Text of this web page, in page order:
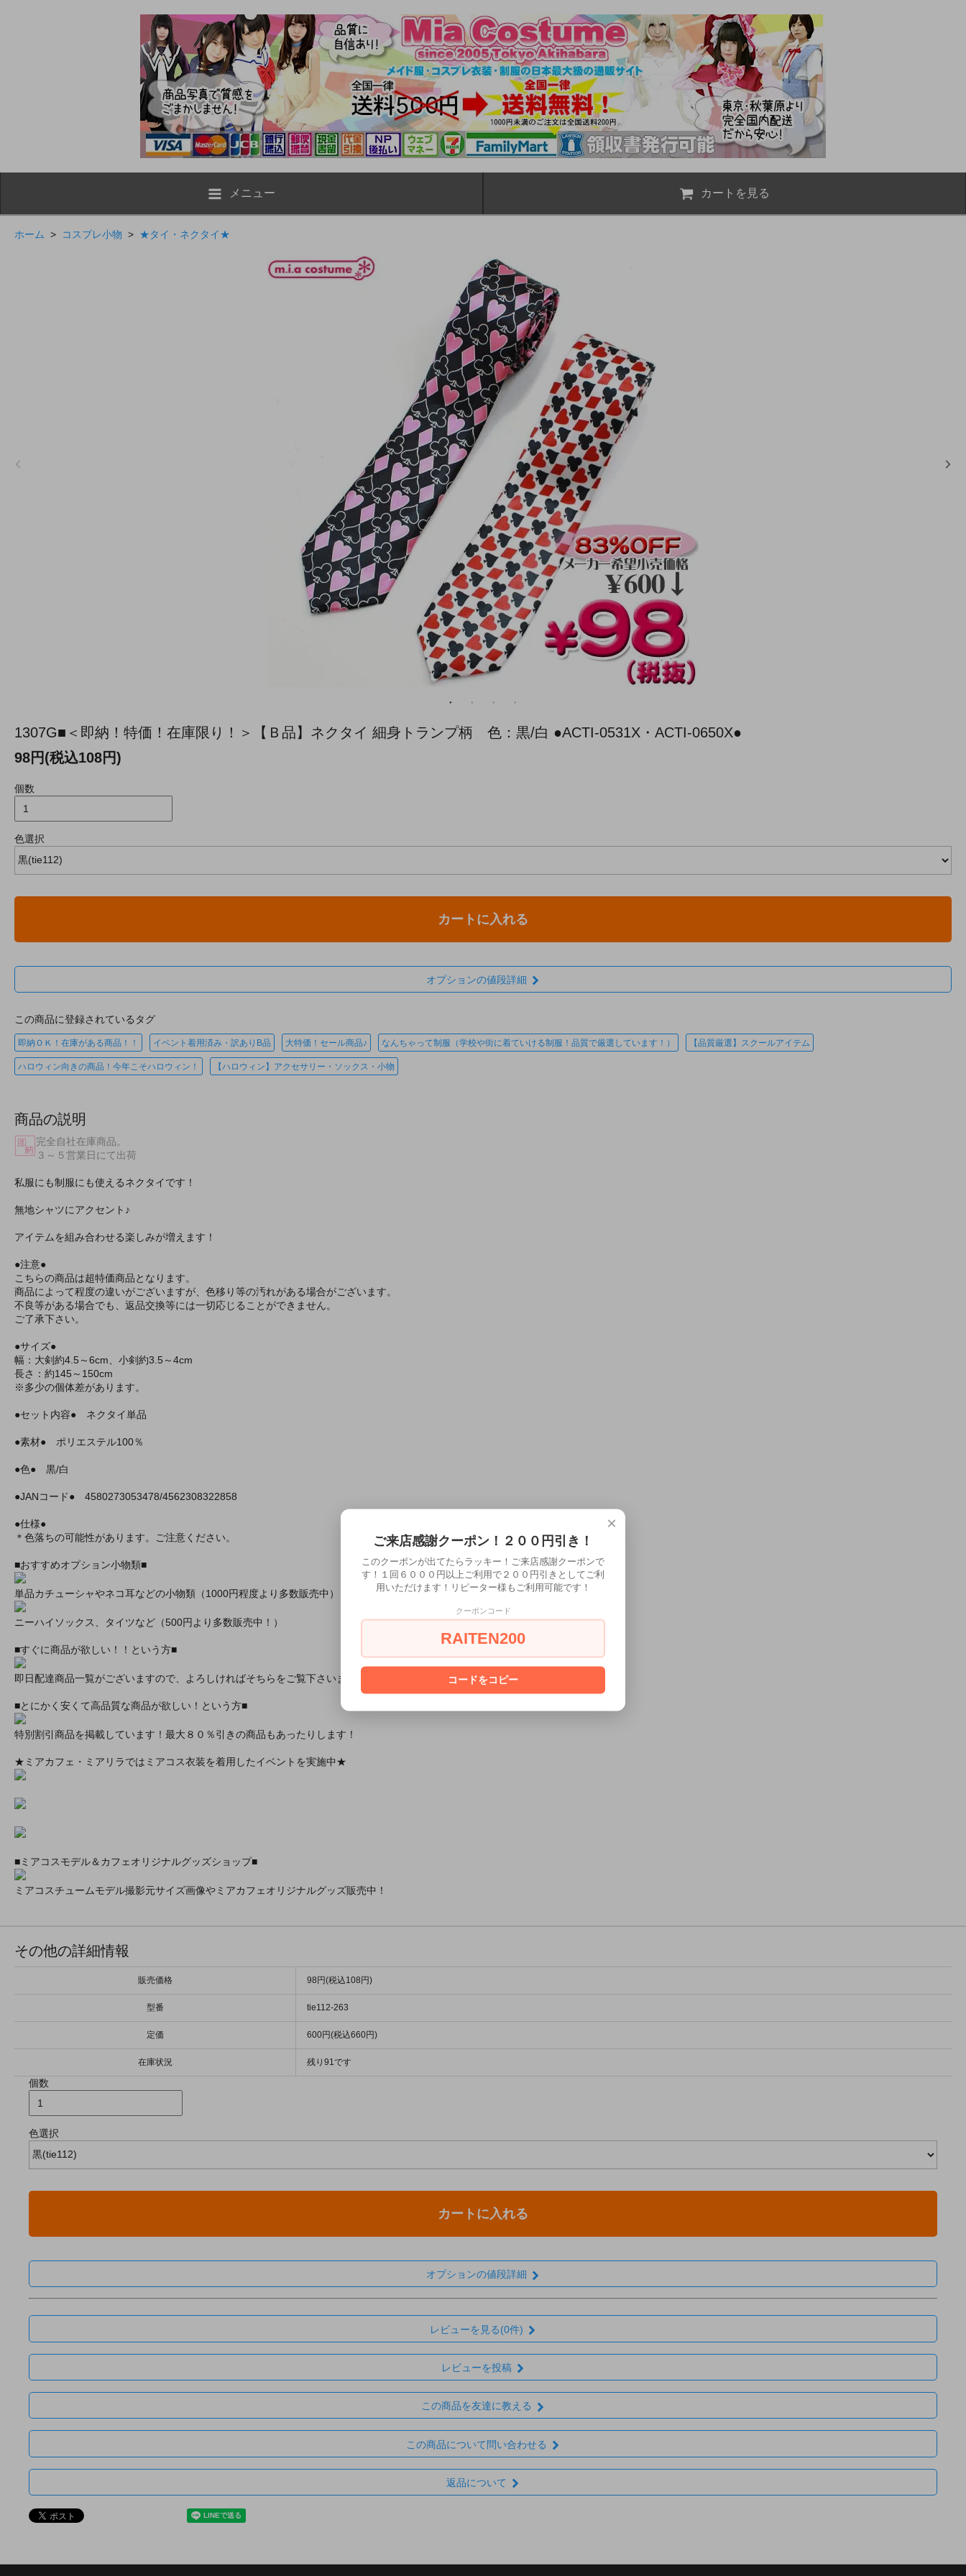
メニュー カートを見る
ホーム > コスプレ小物 > ★タイ・ネクタイ★
1307G■＜即納！特価！在庫限り！＞【Ｂ品】ネクタイ 細身トランプ柄 色：黒/白 ●ACTI-0531X・ACTI-0650X●
98円(税込108円)
個数
色選択
カートに入れる
オプションの値段詳細
この商品に登録されているタグ
即納ＯＫ！在庫がある商品！！ イベント着用済み・訳ありB品 大特価！セール商品♪ なんちゃって制服（学校や街に着ていける制服！品質で厳選しています！） 【品質厳選】スクールアイテム
ハロウィン向きの商品！今年こそハロウィン！ 【ハロウィン】アクセサリー・ソックス・小物
商品の説明
完全自社在庫商品。
３～５営業日にて出荷
私服にも制服にも使えるネクタイです！
無地シャツにアクセント♪
アイテムを組み合わせる楽しみが増えます！
●注意●
こちらの商品は超特価商品となります。
商品によって程度の違いがございますが、色移り等の汚れがある場合がございます。
不良等がある場合でも、返品交換等には一切応じることができません。
ご了承下さい。
●サイズ●
幅：大剣約4.5～6cm、小剣約3.5～4cm
長さ：約145～150cm
※多少の個体差があります。
●セット内容● ネクタイ単品
●素材● ポリエステル100％
●色● 黒/白
●JANコード● 4580273053478/4562308322858
●仕様●
＊色落ちの可能性があります。ご注意ください。
■おすすめオプション小物類■
単品カチューシャやネコ耳などの小物類（1000円程度より多数販売中）
ニーハイソックス、タイツなど（500円より多数販売中！）
■すぐに商品が欲しい！！という方■
即日配達商品一覧がございますので、よろしければそちらをご覧下さいませ。
■とにかく安くて高品質な商品が欲しい！という方■
特別割引商品を掲載しています！最大８０％引きの商品もあったりします！
★ミアカフェ・ミアリラではミアコス衣装を着用したイベントを実施中★
■ミアコスモデル＆カフェオリジナルグッズショップ■
ミアコスチュームモデル撮影元サイズ画像やミアカフェオリジナルグッズ販売中！
その他の詳細情報
販売価格 98円(税込108円)
型番 tie112-263
定価 600円(税込660円)
在庫状況 残り91です
個数
色選択
カートに入れる
オプションの値段詳細
レビューを見る(0件)
レビューを投稿
この商品を友達に教える
この商品について問い合わせる
返品について
×
ご来店感謝クーポン！２００円引き！
このクーポンが出てたらラッキー！ご来店感謝クーポンで
す！１回６０００円以上ご利用で２００円引きとしてご利
用いただけます！リピーター様もご利用可能です！
クーポンコード
RAITEN200
コードをコピー